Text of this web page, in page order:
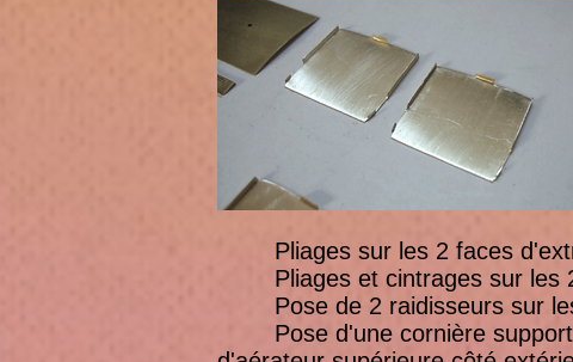
Pliages sur les 2 faces
Pliages et cintrages sur les 2
Pose de 2 raidisseurs sur
Pose d'une cornière support